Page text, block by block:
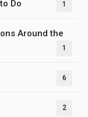
Do 1
Around the
1
6
2